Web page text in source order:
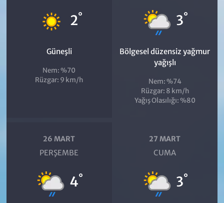
2°
Güneşli
Nem: %70
Rüzgar: 9 km/h
3°
Bölgesel düzensiz yağmur
yağışlı
Nem: %74
Rüzgar: 8 km/h
Yağış Olasılığı: %80
26 MART
PERŞEMBE
4°
27 MART
CUMA
3°